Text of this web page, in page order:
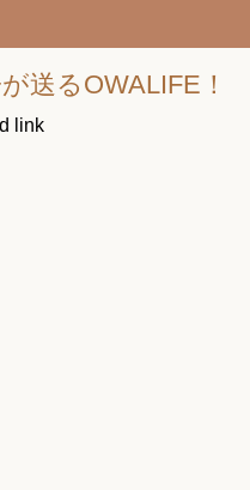
送るOWALIFE！
link